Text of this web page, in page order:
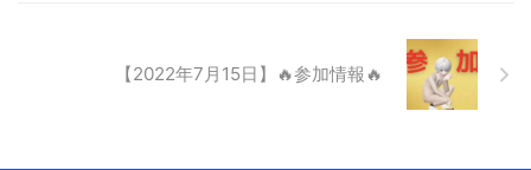
【2022年7月15日】🔥参加情報🔥